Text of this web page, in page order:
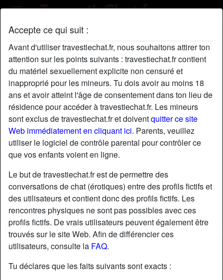
Accepte ce qui suit :
Avant d'utiliser travestiechat.fr, nous souhaitons attirer ton
attention sur les points suivants : travestiechat.fr contient
du matériel sexuellement explicite non censuré et
inapproprié pour les mineurs. Tu dois avoir au moins 18
ans et avoir atteint l'âge de consentement dans ton lieu de
résidence pour accéder à travestiechat.fr. Les mineurs
sont exclus de travestiechat.fr et doiventquitter ce site
Web immédiatement en cliquant ici. Parents, veuillez
utiliser le logiciel de contrôle parental pour contrôler ce
que vos enfants voient en ligne.
Le but de travestiechat.fr est de permettre des
conversations de chat (érotiques) entre des profils fictifs et
des utilisateurs et contient donc des profils fictifs. Les
rencontres physiques ne sont pas possibles avec ces
profils fictifs. De vrais utilisateurs peuvent également être
trouvés sur le site Web. Afin de différencier ces
utilisateurs, consulte la FAQ.
Tu déclares que les faits suivants sont exacts :
Profil de AiméeCuvier
starAjouter chatDiscuter !